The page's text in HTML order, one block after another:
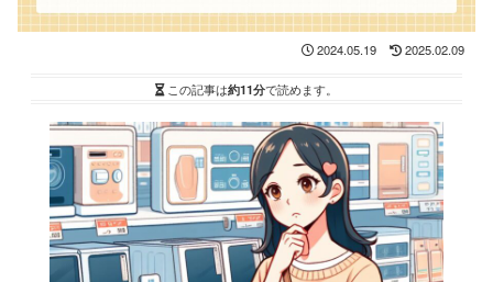
2024.05.19 2025.02.09
この記事は約11分で読めます。